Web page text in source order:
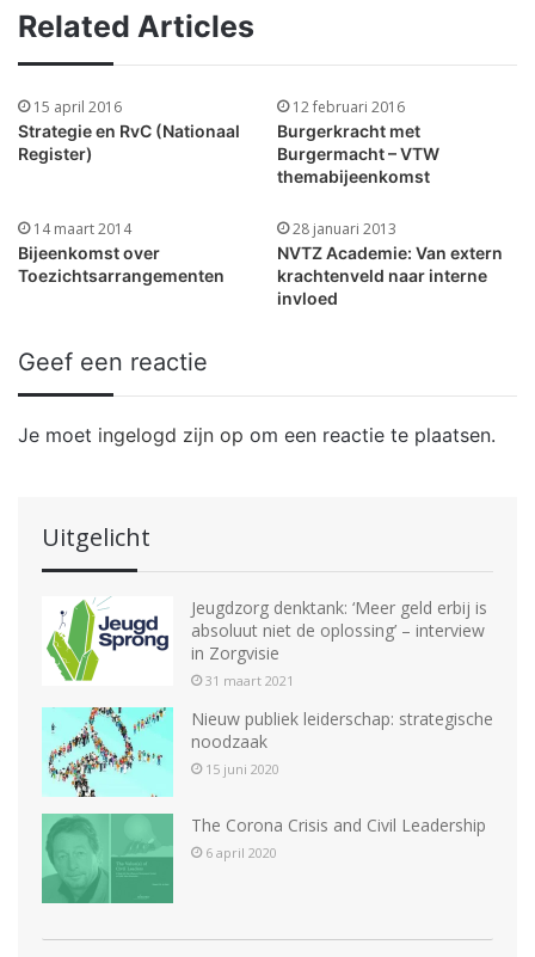
Related Articles
15 april 2016
Strategie en RvC (Nationaal
Register)
12 februari 2016
Burgerkracht met
Burgermacht – VTW
themabijeenkomst
14 maart 2014
Bijeenkomst over
Toezichtsarrangementen
28 januari 2013
NVTZ Academie: Van extern
krachtenveld naar interne
invloed
Geef een reactie
Je moet ingelogd zijn op om een reactie te plaatsen.
Uitgelicht
Jeugdzorg denktank: ‘Meer geld erbij is
absoluut niet de oplossing’ – interview
in Zorgvisie
31 maart 2021
Nieuw publiek leiderschap: strategische
noodzaak
15 juni 2020
The Corona Crisis and Civil Leadership
6 april 2020